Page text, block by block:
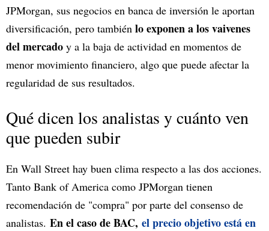
JPMorgan, sus negocios en banca de inversión le aportan
diversificación, pero también lo exponen a los vaivenes
del mercado y a la baja de actividad en momentos de
menor movimiento financiero, algo que puede afectar la
regularidad de sus resultados.
Qué dicen los analistas y cuánto ven
que pueden subir
En Wall Street hay buen clima respecto a las dos acciones.
Tanto Bank of America como JPMorgan tienen
recomendación de "compra" por parte del consenso de
analistas. En el caso de BAC, el precio objetivo está en